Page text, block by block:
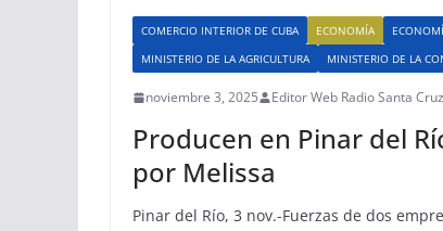
COMERCIO INTERIOR DE CUBA ECONOMÍA
MINISTERIO DE LA AGRICULTURA
MINISTERIO DE LA
noviembre 3, 2025 Editor Web Radio Santa Cruz
Producen en Pinar del
por Melissa
Pinar del Río, 3 nov.-Fuerzas de dos